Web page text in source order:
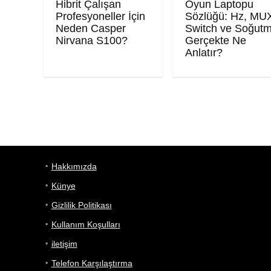
Hibrit Çalışan
Profesyoneller İçin
Neden Casper
Nirvana S100?
Oyun Laptopu
Sözlüğü: Hz,
Switch ve
Gerçekte Ne
Anlatır?
Hakkımızda
Künye
Gizlilik Politikası
Kullanım Koşulları
iletişim
Telefon Karşılaştırma